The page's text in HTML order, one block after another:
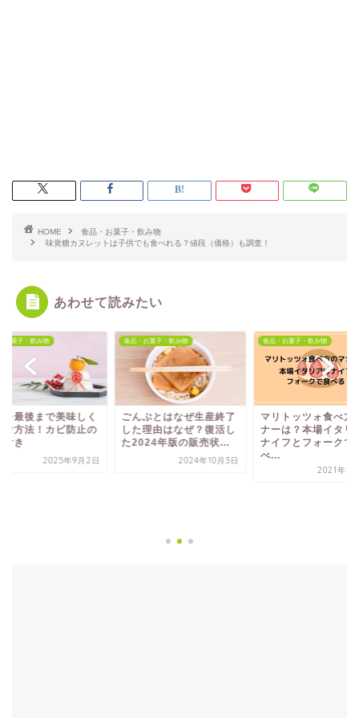
HOME
食品・お菓子・飲み物
味覚糖カヌレットは子供でも食べれる？値段（価格）も調査！
あわせて読みたい
お菓子・飲み物
を最後まで美味しく
む方法！カビ防止の
付き
2025年9月2日
食品・お菓子・飲み物
ごんぶとはなぜ生産終了
した理由はなぜ？復活し
た2024年版の販売状...
2024年10月3日
食品・お菓子・飲み物
マリトッツォ食べ方
ナーは？本場イタリ
ナイフとフォークで
べ...
2021年12